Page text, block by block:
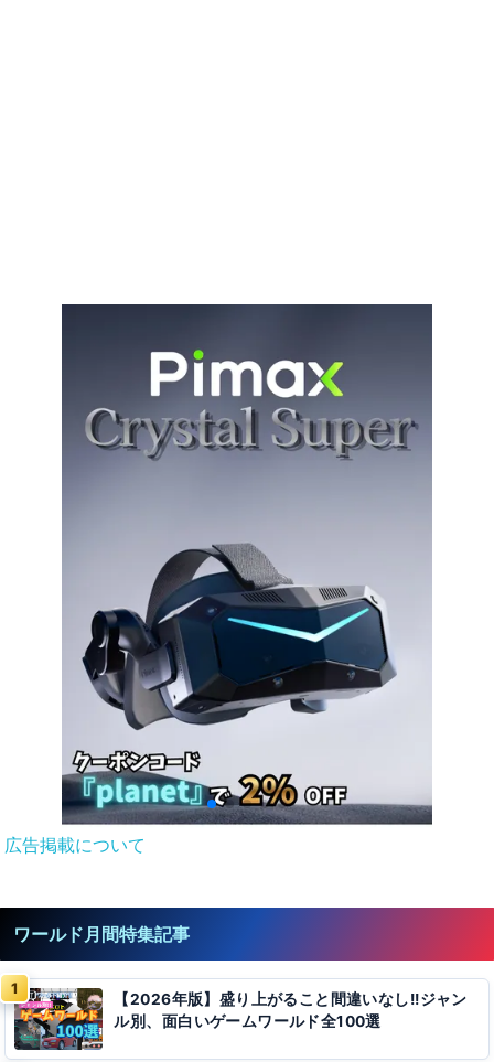
広告掲載について
ワールド月間特集記事
【2026年版】盛り上がること間違いなし!!ジャン
ル別、面白いゲームワールド全100選